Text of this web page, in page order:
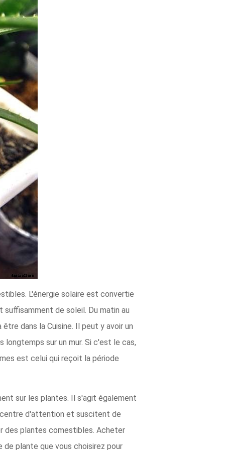
L'énergie solaire est convertie
de soleil. Du matin au
dans la Cuisine. Il peut y avoir un
longtemps sur un mur. Si c'est le cas,
est celui qui reçoit la période
sur les plantes. Il s'agit également
centre d'attention et suscitent de
des plantes comestibles. Acheter
plante que vous choisirez pour